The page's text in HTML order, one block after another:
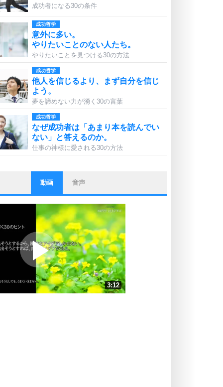
成功者になる30の条件
成功哲学
意外に多い。
やりたいことのない人たち。
やりたいことを見つける30の方法
成功哲学
他人を信じるより、まず自分を信じ
よう。
夢を諦めない力が湧く30の言葉
成功哲学
なぜ成功者は「あまり本を読んでい
ない」と答えるのか。
仕事の神様に愛される30の方法
ストレス対策
他人と比べない。
いっそのこと、他人を見ない。
いらいらしない人になる30の方法
プラス思考
ポジティブになれない原因は、行動
しないから。
ポジティブ思考になる30の方法
ストレス対策
人生、なんとかなるもの。
動画 音声
3:12